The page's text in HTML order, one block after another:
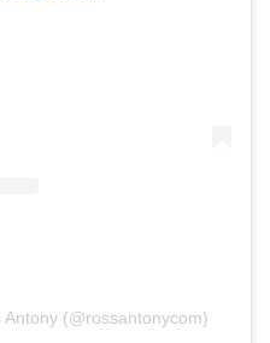
(@rossantonycom)